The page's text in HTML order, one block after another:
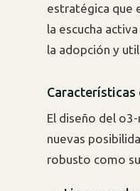
estratégica que
la escucha
la adopción y
Características
El diseño del
nuevas
robusto como